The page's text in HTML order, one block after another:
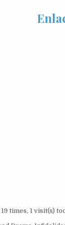
times, 1 visit(s)